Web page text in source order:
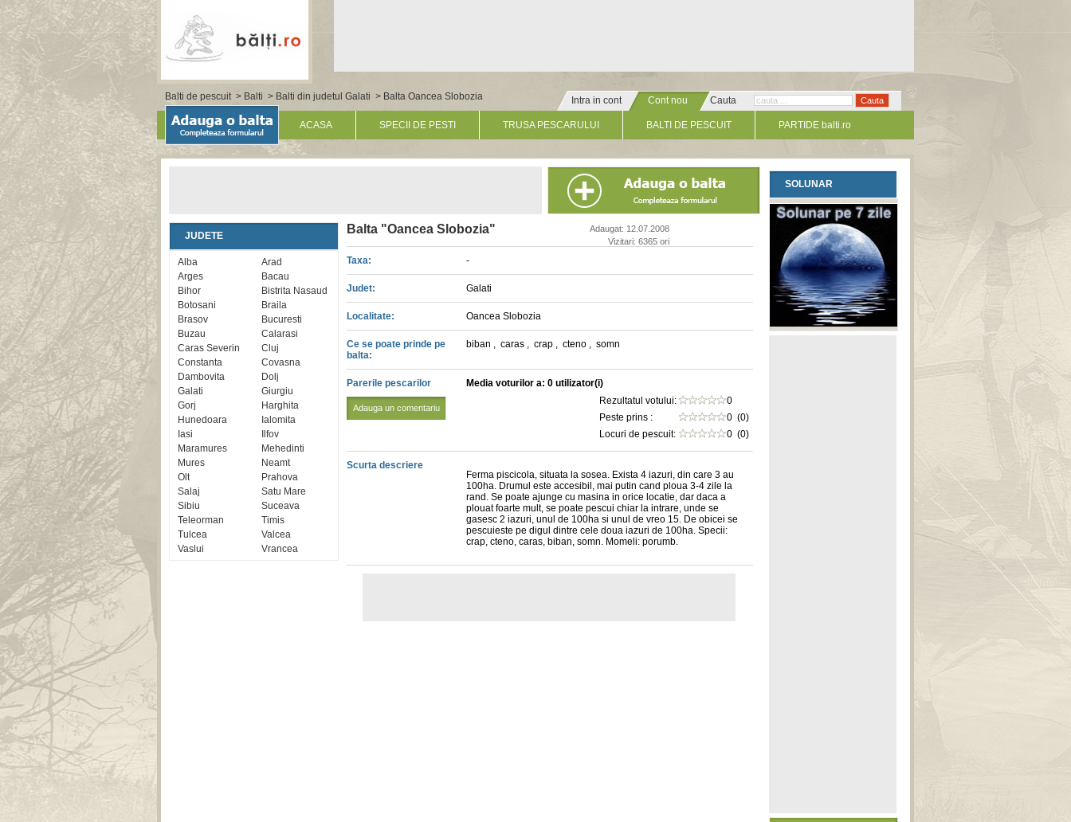
Balti de pescuit> Balti > Balti din judetul Galati > Balta Oancea Slobozia Intra in cont
Cont nou
» Click pentru un cont nou
Cauta
ACASA SPECII DE PESTI TRUSA PESCARULUI BALTI DE PESCUIT PARTIDE balti.ro
JUDETE
Alba
Arad
Arges
Bacau
Bihor
Bistrita Nasaud
Botosani
Braila
Brasov
Bucuresti
Buzau
Calarasi
Caras Severin
Cluj
Constanta
Covasna
Dambovita
Dolj
Galati
Giurgiu
Gorj
Harghita
Hunedoara
Ialomita
Iasi
Ilfov
Maramures
Mehedinti
Mures
Neamt
Olt
Prahova
Salaj
Satu Mare
Sibiu
Suceava
Teleorman
Timis
Tulcea
Valcea
Vaslui
Vrancea
Balta "Oancea Slobozia"
Adaugat: 12.07.2008
Vizitari: 6365 ori
Taxa: -
Judet: Galati
Localitate: Oancea Slobozia
Ce se poate prinde pe
balta:
biban , caras , crap , cteno , somn
Parerile pescarilor
Adauga un comentariu
Media voturilor a: 0 utilizator(i)
Rezultatul votului:
0
Peste prins :
0 (0)
Locuri de pescuit:
0 (0)
Scurta descriere
Ferma piscicola, situata la sosea. Exista 4 iazuri, din care 3 au
100ha. Drumul este accesibil, mai putin cand ploua 3-4 zile la
rand. Se poate ajunge cu masina in orice locatie, dar daca a
plouat foarte mult, se poate pescui chiar la intrare, unde se
gasesc 2 iazuri, unul de 100ha si unul de vreo 15. De obicei se
pescuieste pe digul dintre cele doua iazuri de 100ha. Specii:
crap, cteno, caras, biban, somn. Momeli: porumb.
SOLUNAR